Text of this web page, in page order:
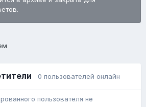
0 пользователей онлайн
пользователя не